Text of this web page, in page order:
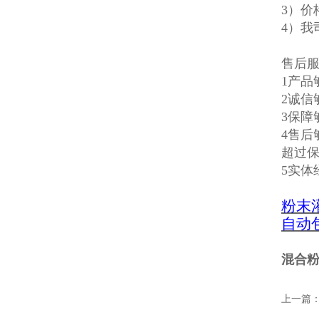
3）价
4）我
售后
1产品
2诚信
3保障
4售后
超过
5实体
粉末
自动
混合
上一篇